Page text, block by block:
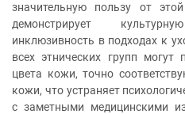
значительную пользу от
демонстрирует
инклюзивность в подходах к
всех этнических групп могут
цвета кожи, точно
кожи, что устраняет
с заметными медицинскими